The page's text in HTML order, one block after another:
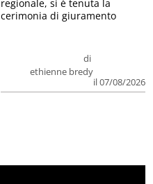
di
ethienne bredy
il 07/08/2026
regionale, si è tenuta la
cerimonia di giuramento